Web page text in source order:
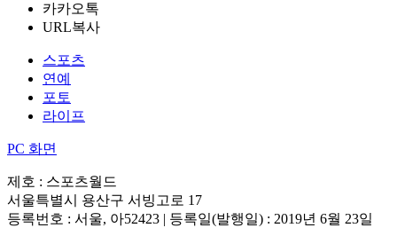
카카오톡
URL복사
스포츠
연예
포토
라이프
PC 화면
제호 : 스포츠월드
서울특별시 용산구 서빙고로 17
등록번호 : 서울, 아52423 | 등록일(발행일) : 2019년 6월 23일